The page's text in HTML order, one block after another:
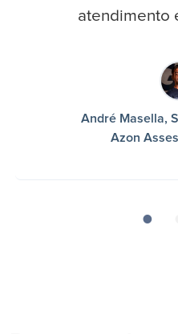
atendimento
André Masella,
Azon